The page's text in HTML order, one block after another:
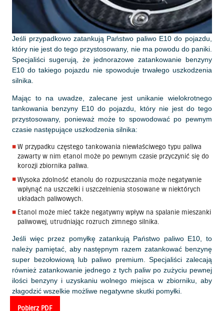
Jeśli przypadkowo zatankują Państwo paliwo E10 do pojazdu,
który nie jest do tego przystosowany, nie ma powodu do paniki.
Specjaliści sugerują, że jednorazowe zatankowanie benzyny
E10 do takiego pojazdu nie spowoduje trwałego uszkodzenia
silnika.
Mając to na uwadze, zalecane jest unikanie wielokrotnego
tankowania benzyny E10 do pojazdu, który nie jest do tego
przystosowany, ponieważ może to spowodować po pewnym
czasie następujące uszkodzenia silnika:
W przypadku częstego tankowania niewłaściwego typu paliwa
zawarty w nim etanol może po pewnym czasie przyczynić się do
korozji zbiornika paliwa.
Wysoka zdolność etanolu do rozpuszczania może negatywnie
wpłynąć na uszczelki i uszczelnienia stosowane w niektórych
układach paliwowych.
Etanol może mieć także negatywny wpływ na spalanie mieszanki
paliwowej, utrudniając rozruch zimnego silnika.
Jeśli więc przez pomyłkę zatankują Państwo paliwo E10, to
należy pamiętać, aby następnym razem zatankować benzynę
super bezołowiową lub paliwo premium. Specjaliści zalecają
również zatankowanie jednego z tych paliw po zużyciu pewnej
ilości benzyny i uzyskaniu wolnego miejsca w zbiorniku, aby
złagodzić wszelkie możliwe negatywne skutki pomyłki.
Pobierz PDF